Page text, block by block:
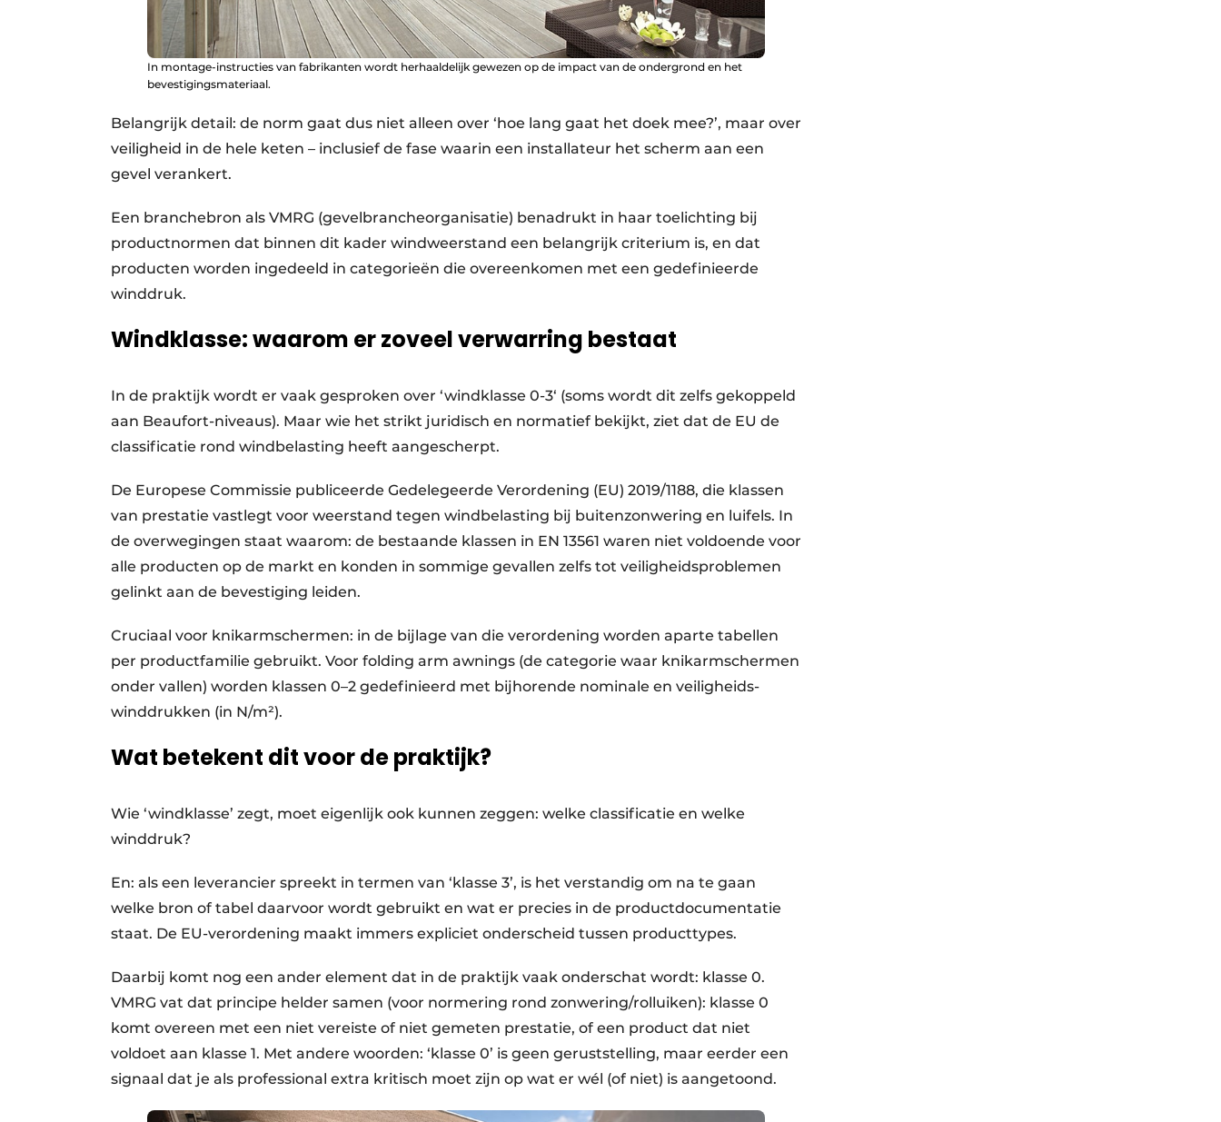
In montage-instructies van fabrikanten wordt herhaaldelijk gewezen op de impact van de ondergrond en het
bevestigingsmateriaal.
Belangrijk detail: de norm gaat dus niet alleen over ‘hoe lang gaat het doek mee?’, maar over
veiligheid in de hele keten – inclusief de fase waarin een installateur het scherm aan een
gevel verankert.
Een branchebron als VMRG (gevelbrancheorganisatie) benadrukt in haar toelichting bij
productnormen dat binnen dit kader windweerstand een belangrijk criterium is, en dat
producten worden ingedeeld in categorieën die overeenkomen met een gedefinieerde
winddruk.
Windklasse: waarom er zoveel verwarring bestaat
In de praktijk wordt er vaak gesproken over ‘windklasse 0-3‘ (soms wordt dit zelfs gekoppeld
aan Beaufort-niveaus). Maar wie het strikt juridisch en normatief bekijkt, ziet dat de EU de
classificatie rond windbelasting heeft aangescherpt.
De Europese Commissie publiceerde Gedelegeerde Verordening (EU) 2019/1188, die klassen
van prestatie vastlegt voor weerstand tegen windbelasting bij buitenzonwering en luifels. In
de overwegingen staat waarom: de bestaande klassen in EN 13561 waren niet voldoende voor
alle producten op de markt en konden in sommige gevallen zelfs tot veiligheidsproblemen
gelinkt aan de bevestiging leiden.
Cruciaal voor knikarmschermen: in de bijlage van die verordening worden aparte tabellen
per productfamilie gebruikt. Voor folding arm awnings (de categorie waar knikarmschermen
onder vallen) worden klassen 0–2 gedefinieerd met bijhorende nominale en veiligheids-
winddrukken (in N/m²).
Wat betekent dit voor de praktijk?
Wie ‘windklasse’ zegt, moet eigenlijk ook kunnen zeggen: welke classificatie en welke
winddruk?
En: als een leverancier spreekt in termen van ‘klasse 3’, is het verstandig om na te gaan
welke bron of tabel daarvoor wordt gebruikt en wat er precies in de productdocumentatie
staat. De EU-verordening maakt immers expliciet onderscheid tussen producttypes.
Daarbij komt nog een ander element dat in de praktijk vaak onderschat wordt: klasse 0.
VMRG vat dat principe helder samen (voor normering rond zonwering/rolluiken): klasse 0
komt overeen met een niet vereiste of niet gemeten prestatie, of een product dat niet
voldoet aan klasse 1. Met andere woorden: ‘klasse 0’ is geen geruststelling, maar eerder een
signaal dat je als professional extra kritisch moet zijn op wat er wél (of niet) is aangetoond.